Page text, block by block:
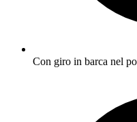
Con giro in barca nel